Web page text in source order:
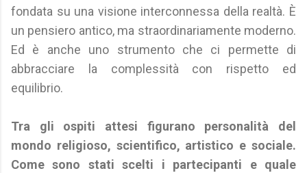
fondata su una visione interconnessa della realtà. È
un pensiero antico, ma straordinariamente moderno.
Ed è anche uno strumento che ci permette di
abbracciare la complessità con rispetto ed
equilibrio.
Tra gli ospiti attesi figurano personalità del
mondo religioso, scientifico, artistico e sociale.
Come sono stati scelti i partecipanti e quale